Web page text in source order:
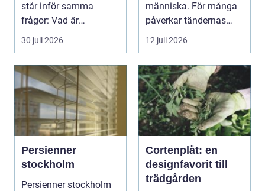
står inför samma
frågor: Vad är
samlingen värd? Var
vänder m...
30 juli 2026
människa. För många
påverkar tändernas
utseende både
självförtroendet ...
12 juli 2026
Persienner
stockholm
Persienner stockholm
Cortenplåt: en
designfavorit till
trädgården